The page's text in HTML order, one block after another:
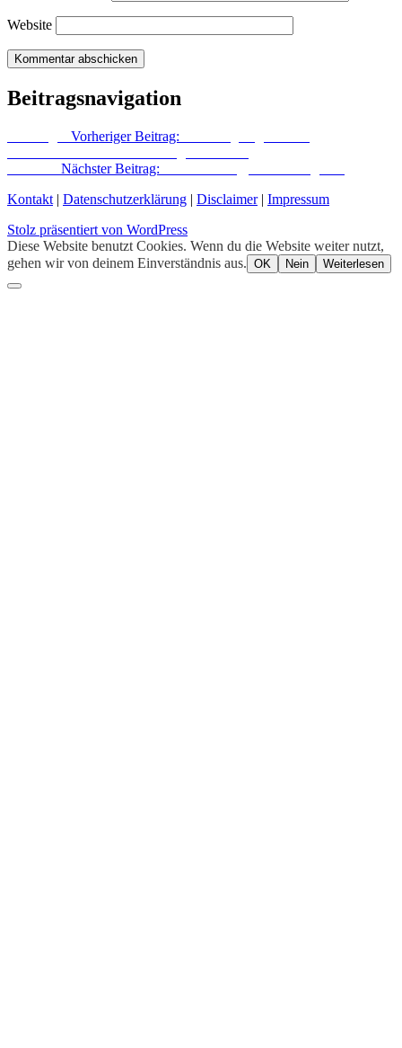
Website
Beitragsnavigation
Vorheriger Beitrag:
Nächster Beitrag:
Kontakt | Datenschutzerklärung | Disclaimer| Impressum
Stolz präsentiert von WordPress
Diese Website benutzt Cookies. Wenn du die Website weiter nutzt,
gehen wir von deinem Einverständnis aus. OK Nein Weiterlesen